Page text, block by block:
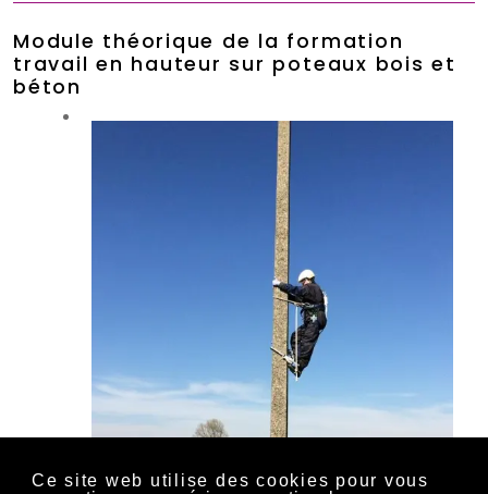
Ce site web utilise des cookies pour vous
Module théorique de la formation
travail en hauteur sur poteaux bois et
béton